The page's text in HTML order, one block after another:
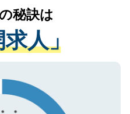
いについての厳密な
業者のみに付与され
クを取得済みです。
情報は、SSL（デー
もご安心ください。
療機関の状況や紹介
適切なアドバイスを
すぐにご転職をされ
サポートが可能です
ださい。
秘訣は
人」